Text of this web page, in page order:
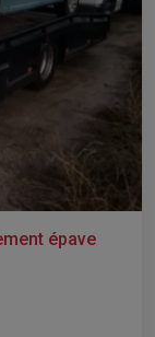
épave